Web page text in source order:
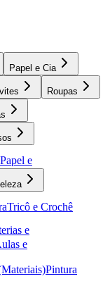
Papel e Cia
Roupas
Papel e
Tricô e Crochê
e
e
Pintura